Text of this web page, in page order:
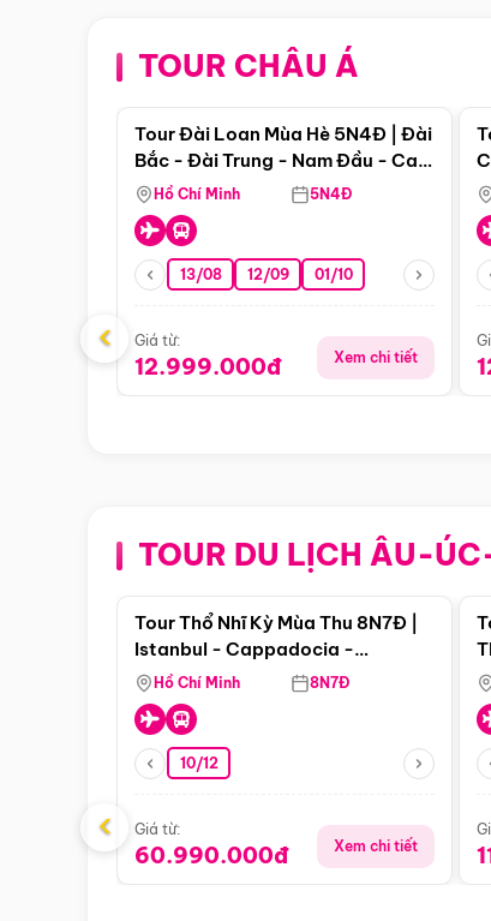
TOUR CHÂU ÁĐiểm nổi bật
Tour Đài Loan Mùa Hè 5N4Đ | Đài
Bắc - Đài Trung - Nam Đầu - Cao
Hùng ( Bay Vn)
Hồ Chí Minh 5N4Đ
13/08 12/09 01/10
Giá từ:
12.999.000đ Xem chi tiết
‹
TOUR DU LỊCH ÂU-
Điểm nổi bật
Tour Thổ Nhĩ Kỳ Mùa Thu 8N7Đ |
Istanbul - Cappadocia -
Pamukkale
Hồ Chí Minh 8N7Đ
10/12
Giá từ:
60.990.000đ Xem chi tiết
‹